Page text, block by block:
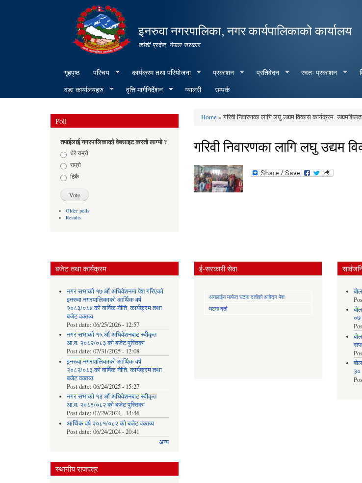
content
इनरुवा नगरपालिका, नगर कार्यपालिकाको कार्यालय
कोशी प्रदेश, नेपाल सरकार
गृहपृष्ठ परिचय कार्यक्रम तथा परियोजना प्रकाशन प्रतिवेदन स्वतः प्रकाशन
वडा कार्यालयहरु
वृत्ति मार्गनिर्देशन ग्यालरी सम्पर्क
Poll
तपाईलाई नगरपालिकाको वेबसाइट कस्तो लाग्यो ?
Choicesधेरै राम्रो
राम्रो
ठिकै
Older polls
Results
Home» गरिवी निवारणका लागि लघु उद्यम विकास कार्यक्रम-
गरिवी निवारणका लागि लघु उद्यम
बजेट तथा कार्यक्रम
नगर सभाको १७ औं अधिवेशनमा पेश गरिएको
इनरुवा नगरपालिकाको आर्थिक वर्ष
२०८३/०८४ को वार्षिक नीति, कार्यक्रम तथा
बजेट वक्तव्य
Post date: 06/25/2026 - 12:57
नगर सभाको १५ औं अधिवेशनबाट स्वीकृत
आ.व. २०८२/०८३ को बजेट पुस्तिका
Post date: 07/31/2025 - 12:08
इनरुवा नगरपालिकाको आर्थिक वर्ष
२०८२/०८३ को वार्षिक नीति, कार्यक्रम तथा
बजेट वक्तव्य
Post date: 06/24/2025 - 15:27
नगर सभाको १३ औं अधिवेशनबाट स्वीकृत
आ.व. २०८१/०८२ को बजेट पुस्तिका
Post date: 07/29/2024 - 14:46
आर्थिक वर्ष २०८१/०८२ को बजेट वक्तव्य
Post date: 06/24/2024 - 20:41
अन्य
स्थानीय राजपत्र
ई-सरकारी सेवा
अनलाईन मार्फत घटना दर्ताको आवेदन पेश
घटना दर्ता
०७
३०